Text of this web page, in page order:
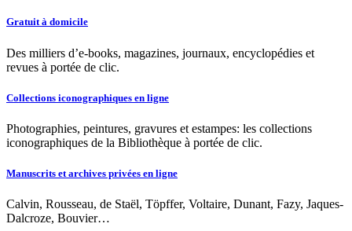
Gratuit à domicile
Des milliers d’e-books, magazines, journaux, encyclopédies et
revues à portée de clic.
Collections iconographiques en ligne
Photographies, peintures, gravures et estampes: les collections
iconographiques de la Bibliothèque à portée de clic.
Manuscrits et archives privées en ligne
Calvin, Rousseau, de Staël, Töpffer, Voltaire, Dunant, Fazy, Jaques-
Dalcroze, Bouvier…